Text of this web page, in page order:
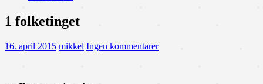
1 folketinget
16. april 2015 mikkel Ingen kommentarer